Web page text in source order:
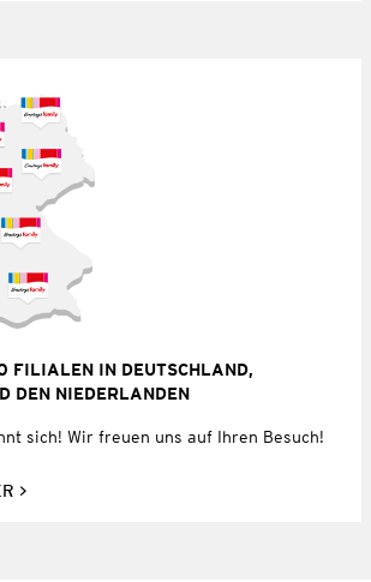
FILIALEN IN DEUTSCHLAND,
DEN NIEDERLANDEN
sich! Wir freuen uns auf Ihren Besuch!